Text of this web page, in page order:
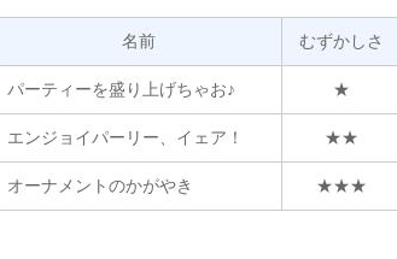
名前 むずかしさ
パーティーを盛り上げちゃお♪ ★
エンジョイパーリー、イェア！ ★★
オーナメントのかがやき ★★★